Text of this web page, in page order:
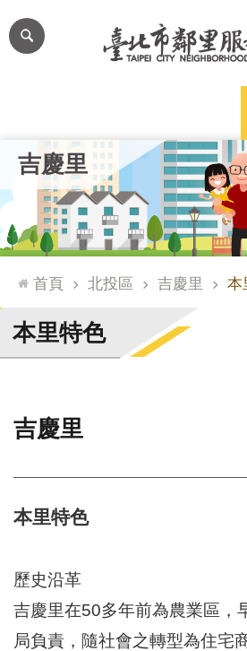
跳到主要內容區塊
網
站
台
通
臺
北
市
門
整
檢
索
統
文
化
局
吉慶里
首頁 北投區 吉慶里 本
本里特色
吉慶里
本里特色
歷史沿革
吉慶里在50多年前為農業區，
局負責，隨社會之轉型為住宅